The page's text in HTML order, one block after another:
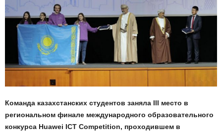
Команда казахстанских студентов заняла III место в
региональном финале международного образовательного
конкурса Huawei ICT Competition, проходившем в